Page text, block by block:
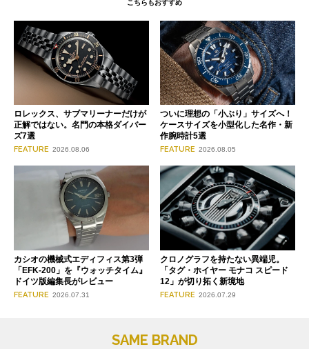
こちらもおすすめ
ロレックス、サブマリーナーだけが
正解ではない。名門の本格ダイバー
ズ7選
FEATURE 2026.08.06
ついに理想の「小ぶり」サイズへ！
ケースサイズを小型化した名作・新
作腕時計5選
FEATURE 2026.08.05
カシオの機械式エディフィス第3弾
「EFK-200」を『ウォッチタイム』
ドイツ版編集長がレビュー
FEATURE 2026.07.31
クロノグラフを持たない異端児。
「タグ・ホイヤー モナコ スピード
12」が切り拓く新境地
FEATURE 2026.07.29
SAME BRAND